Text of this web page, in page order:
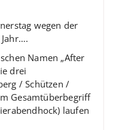
wegen der
Namen „After
drei
/ Schützen /
Gesamtüberbegriff
laufen